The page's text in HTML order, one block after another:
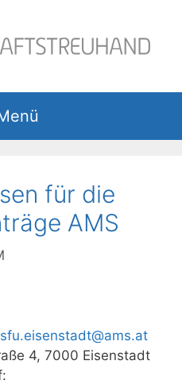
für die
AMS
sfu.eisenstadt@ams.at
4, 7000 Eisenstadt